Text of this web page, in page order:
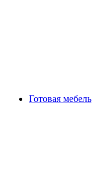
Готовая мебель